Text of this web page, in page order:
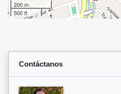
200 m
500 ft
Contáctanos